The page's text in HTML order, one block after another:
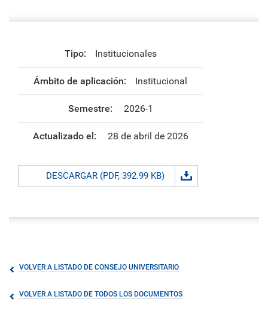
Tipo: Institucionales
Ámbito de aplicación: Institucional
Semestre: 2026-1
Actualizado el: 28 de abril de 2026
DESCARGAR (PDF, 392.99 KB)
VOLVER A LISTADO DE CONSEJO UNIVERSITARIO
VOLVER A LISTADO DE TODOS LOS DOCUMENTOS